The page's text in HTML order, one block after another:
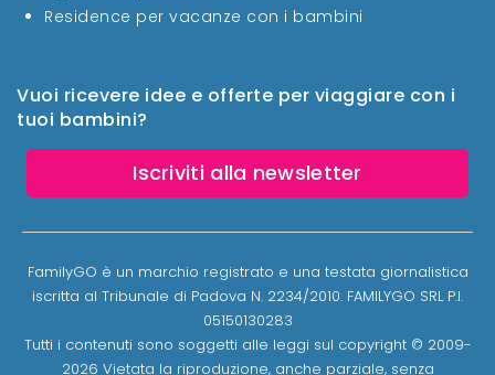
Vuoi ricevere idee e offerte per viaggiare con i
tuoi bambini?
Iscriviti alla newsletter
Residence per vacanze con i bambini
FamilyGO è un marchio registrato e una testata giornalistica
iscritta al Tribunale di Padova N. 2234/2010. FAMILYGO SRL P.I.
05150130283
Tutti i contenuti sono soggetti alle leggi sul copyright © 2009-
2026 Vietata la riproduzione, anche parziale, senza